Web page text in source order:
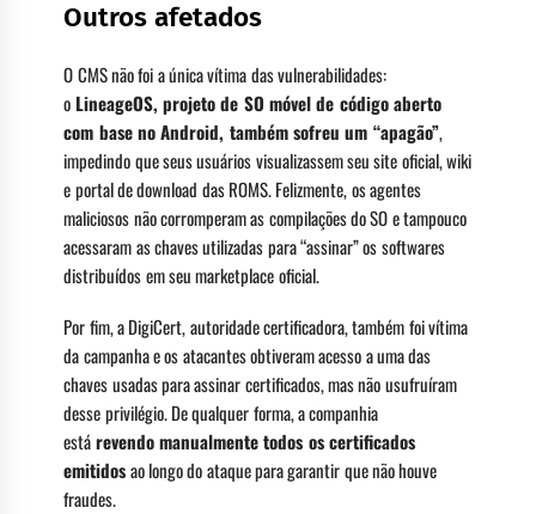
Outros afetados
O CMS não foi a única vítima das vulnerabilidades:
o LineageOS, projeto de SO móvel de código aberto
com base no Android, também sofreu um “apagão”,
impedindo que seus usuários visualizassem seu site oficial, wiki
e portal de download das ROMS. Felizmente, os agentes
maliciosos não corromperam as compilações do SO e tampouco
acessaram as chaves utilizadas para “assinar” os softwares
distribuídos em seu marketplace oficial.
Por fim, a DigiCert, autoridade certificadora, também foi vítima
da campanha e os atacantes obtiveram acesso a uma das
chaves usadas para assinar certificados, mas não usufruíram
desse privilégio. De qualquer forma, a companhia
estárevendo manualmente todos os certificados
emitidosao longo do ataque para garantir que não houve
fraudes.